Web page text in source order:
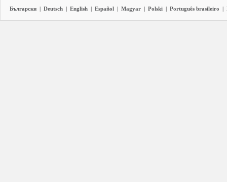
Български | Deutsch | English | Español | Magyar | Polski | Português brasileiro |